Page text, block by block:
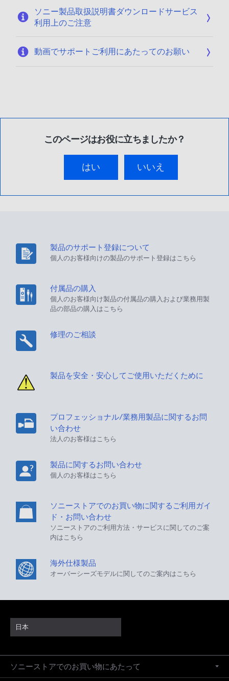
ソニー製品取扱説明書ダウンロードサービス
利用上のご注意
動画でサポートご利用にあたってのお願い
このページはお役に立ちましたか？
はい いいえ
製品のサポート登録について
個人のお客様向けの製品のサポート登録はこちら
付属品の購入
個人のお客様向け製品の付属品の購入および業務用製
品の部品の購入はこちら
修理のご相談
製品を安全・安心してご使用いただくために
プロフェッショナル/業務用製品に関するお問
い合わせ
法人のお客様はこちら
製品に関するお問い合わせ
個人のお客様はこちら
ソニーストアでのお買い物に関するご利用ガイ
ド・お問い合わせ
ソニーストアのご利用方法・サービスに関してのご案
内はこちら
海外仕様製品
オーバーシーズモデルに関してのご案内はこちら
日本
ソニーストアでのお買い物にあたって